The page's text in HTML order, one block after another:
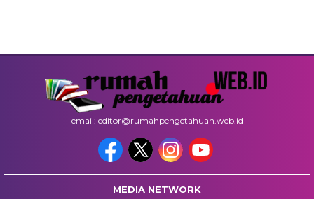
email: editor@rumahpengetahuan.web.id
MEDIA NETWORK